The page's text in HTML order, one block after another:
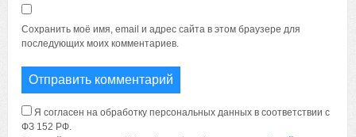
Сохранить моё имя, email и адрес сайта в этом браузере для
последующих моих комментариев.
Я согласен на обработку персональных данных в соответствии с
ФЗ 152 РФ.